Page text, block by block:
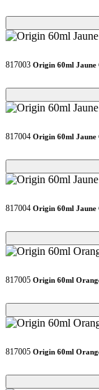
Loading...
Loading...
817003 Origin 60ml Jaune
Loading...
Loading...
817004 Origin 60ml Jaune
Loading...
Loading...
817004 Origin 60ml Jaune
Loading...
Loading...
817005 Origin 60ml
Loading...
Loading...
817005 Origin 60ml
Loading...
Loading...